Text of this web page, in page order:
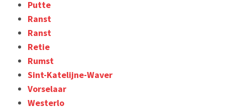
Putte
Ranst
Ranst
Retie
Rumst
Sint-Katelijne-Waver
Vorselaar
Westerlo